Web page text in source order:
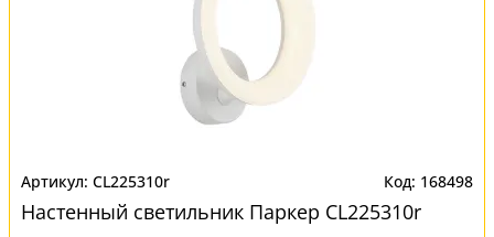
CL225310r 168498
Настенный светильник Паркер CL225310r